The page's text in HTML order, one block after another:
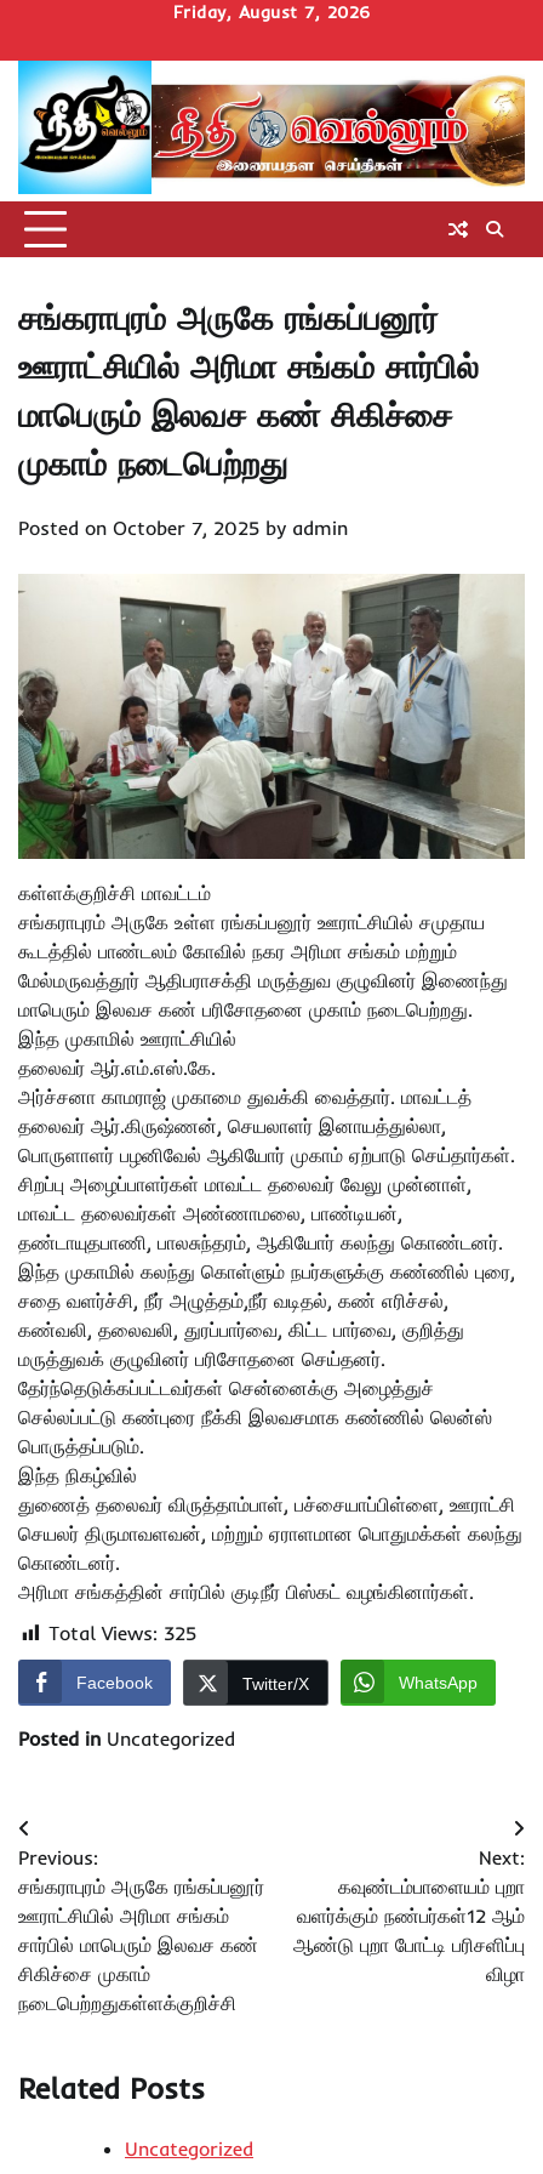
content
Friday, August 7, 2026
Homeசெய்திகள்
தமிழ்நாடுமாவட்டச்செய்திகள்
அரசியல்ஆன்மிகம்
சட்டம்
அறிவோம்
சினிமாUncategorized
சங்கராபுரம் அருகே ரங்கப்பனூர்
ஊராட்சியில் அரிமா சங்கம் சார்பில்
மாபெரும் இலவச கண் சிகிச்சை
முகாம் நடைபெற்றது
Posted on October 7, 2025 by admin
கள்ளக்குறிச்சி மாவட்டம்
சங்கராபுரம் அருகே உள்ள ரங்கப்பனூர் ஊராட்சியில் சமுதாய
கூடத்தில் பாண்டலம் கோவில் நகர அரிமா சங்கம் மற்றும்
மேல்மருவத்தூர் ஆதிபராசக்தி மருத்துவ குழுவினர் இணைந்து
மாபெரும் இலவச கண் பரிசோதனை முகாம் நடைபெற்றது.
இந்த முகாமில் ஊராட்சியில்
தலைவர் ஆர்.எம்.எஸ்.கே.
அர்ச்சனா காமராஜ் முகாமை துவக்கி வைத்தார். மாவட்டத்
தலைவர் ஆர்.கிருஷ்ணன், செயலாளர் இனாயத்துல்லா,
பொருளாளர் பழனிவேல் ஆகியோர் முகாம் ஏற்பாடு செய்தார்கள்.
சிறப்பு அழைப்பாளர்கள் மாவட்ட தலைவர் வேலு முன்னாள்,
மாவட்ட தலைவர்கள் அண்ணாமலை, பாண்டியன்,
தண்டாயுதபாணி, பாலசுந்தரம், ஆகியோர் கலந்து கொண்டனர்.
இந்த முகாமில் கலந்து கொள்ளும் நபர்களுக்கு கண்ணில் புரை,
சதை வளர்ச்சி, நீர் அழுத்தம்,நீர் வடிதல், கண் எரிச்சல்,
கண்வலி, தலைவலி, துரப்பார்வை, கிட்ட பார்வை, குறித்து
மருத்துவக் குழுவினர் பரிசோதனை செய்தனர்.
தேர்ந்தெடுக்கப்பட்டவர்கள் சென்னைக்கு அழைத்துச்
செல்லப்பட்டு கண்புரை நீக்கி இலவசமாக கண்ணில் லென்ஸ்
பொருத்தப்படும்.
இந்த நிகழ்வில்
துணைத் தலைவர் விருத்தாம்பாள், பச்சையாப்பிள்ளை, ஊராட்சி
செயலர் திருமாவளவன், மற்றும் ஏராளமான பொதுமக்கள் கலந்து
கொண்டனர்.
அரிமா சங்கத்தின் சார்பில் குடிநீர் பிஸ்கட் வழங்கினார்கள்.
Total Views: 325
Facebook Twitter/X WhatsApp
Posted in Uncategorized
Post
navigation
Previous:
சங்கராபுரம் அருகே ரங்கப்பனூர்
ஊராட்சியில் அரிமா சங்கம்
சார்பில் மாபெரும் இலவச கண்
சிகிச்சை முகாம்
நடைபெற்றதுகள்ளக்குறிச்சி
Next:
கவுண்டம்பாளையம் புறா
வளர்க்கும் நண்பர்கள்12 ஆம்
ஆண்டு புறா போட்டி பரிசளிப்பு
விழா
Related Posts
Uncategorized